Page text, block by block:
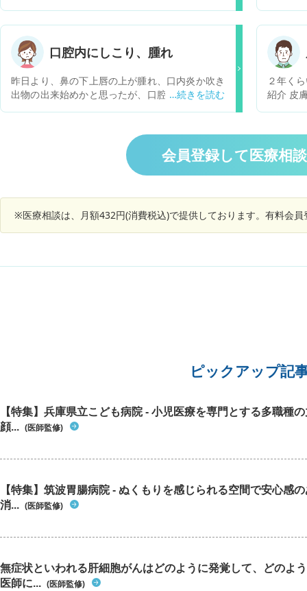
すか？
1円玉
何もあ
のかも
あざに
りませ
早め泌
口腔内にしこり、腫れ
昨日より、鼻の下上唇の上が腫れ、口内炎か吹き
出物の出来始めかと思ったが、口腔内にしこりの
性のある病名を知りたい。 病院に行くとすれば何
２年く
紹介 皮
会員登録して医療相
※医療相談は、月額432円(消費税込)で提供しております。有料会
ピックアップ記
【特集】兵庫県立こども病院 - 小児医療を専門とする多職種
顔... (医師監修)
【特集】筑波胃腸病院 - ぬくもりを感じられる空間で安心感
消... (医師監修)
無症状といわれる肝細胞がんはどのように発覚して、どのよ
医師に... (医師監修)